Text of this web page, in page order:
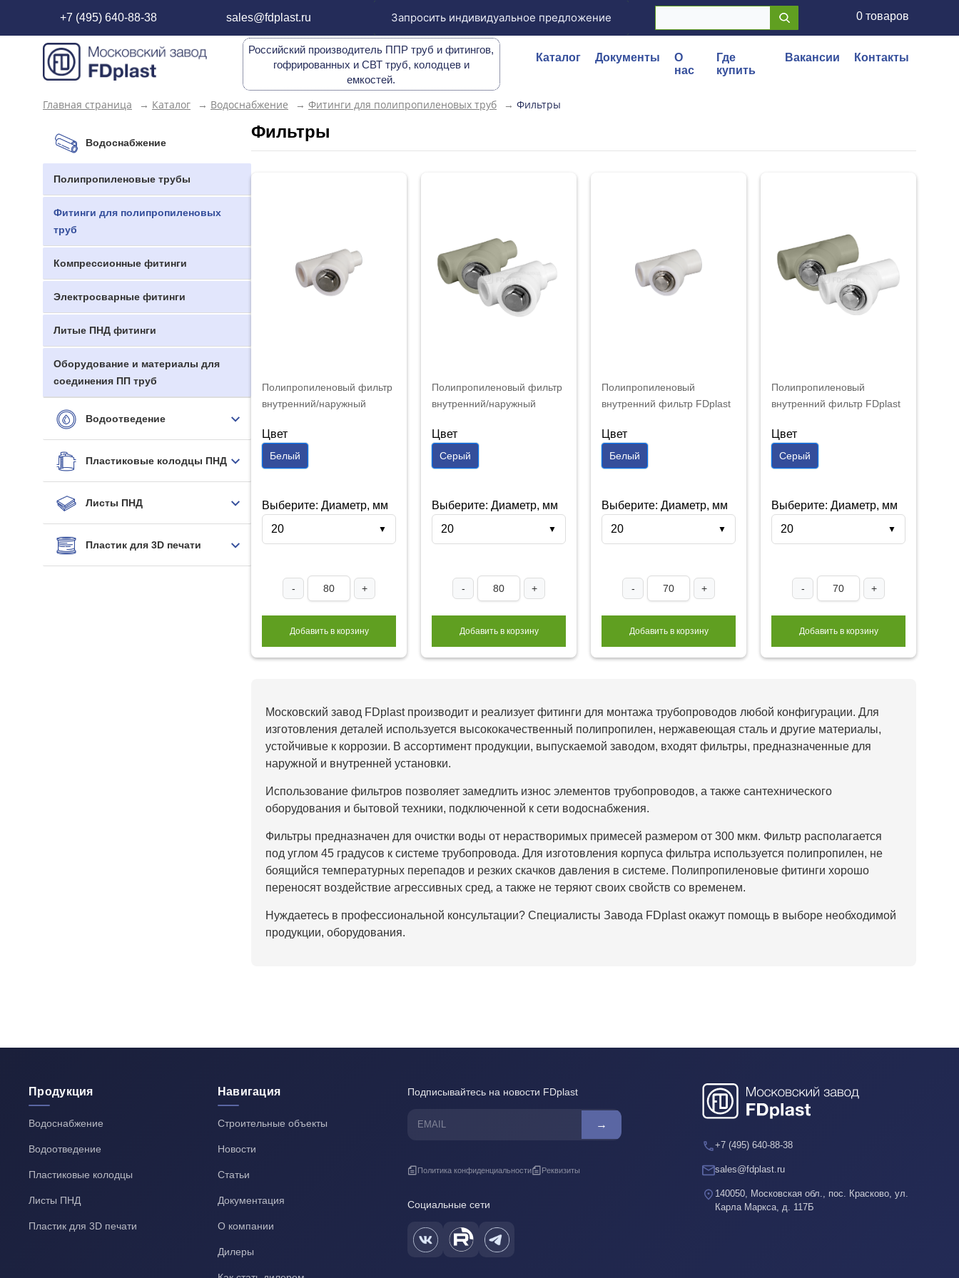
+7 (495) 640-88-38 sales@fdplast.ru Запросить индивидуальное предложение 0 товаров
Российский производитель ППР труб и фитингов,
гофрированных и СВТ труб, колодцев и
емкостей.
Каталог Документы
О
нас
Где
купить
Вакансии Контакты
Главная страница → Каталог → Водоснабжение → Фитинги для полипропиленовых труб → Фильтры
Водоснабжение
Полипропиленовые трубы
Фитинги для полипропиленовых
труб
Компрессионные фитинги
Электросварные фитинги
Литые ПНД фитинги
Оборудование и материалы для
соединения ПП труб
Водоотведение
Пластиковые колодцы ПНД
Листы ПНД
Пластик для 3D печати
Фильтры
Полипропиленовый фильтр
внутренний/наружный
Цвет
Белый
Выберите: Диаметр, мм
20
▼
- +
Добавить в корзину
Полипропиленовый фильтр
внутренний/наружный
Цвет
Серый
Выберите: Диаметр, мм
20
▼
- +
Добавить в корзину
Полипропиленовый
внутренний фильтр FDplast
Цвет
Белый
Выберите: Диаметр, мм
20
▼
- +
Добавить в корзину
Полипропиленовый
внутренний фильтр FDplast
Цвет
Серый
Выберите: Диаметр, мм
20
▼
- +
Добавить в корзину
Московский завод FDplast производит и реализует фитинги для монтажа трубопроводов любой конфигурации. Для
изготовления деталей используется высококачественный полипропилен, нержавеющая сталь и другие материалы,
устойчивые к коррозии. В ассортимент продукции, выпускаемой заводом, входят фильтры, предназначенные для
наружной и внутренней установки.
Использование фильтров позволяет замедлить износ элементов трубопроводов, а также сантехнического
оборудования и бытовой техники, подключенной к сети водоснабжения.
Фильтры предназначен для очистки воды от нерастворимых примесей размером от 300 мкм. Фильтр располагается
под углом 45 градусов к системе трубопровода. Для изготовления корпуса фильтра используется полипропилен, не
боящийся температурных перепадов и резких скачков давления в системе. Полипропиленовые фитинги хорошо
переносят воздействие агрессивных сред, а также не теряют своих свойств со временем.
Нуждаетесь в профессиональной консультации? Специалисты Завода FDplast окажут помощь в выборе необходимой
продукции, оборудования.
Продукция
Водоснабжение
Водоотведение
Пластиковые колодцы
Листы ПНД
Пластик для 3D печати
Навигация
Строительные объекты
Новости
Статьи
Документация
О компании
Дилеры
Подписывайтесь на новости FDplast
→
Политика конфиденциальности Реквизиты
Социальные сети
+7 (495) 640-88-38
sales@fdplast.ru
140050, Московская обл., пос. Красково, ул.
Карла Маркса, д. 117Б